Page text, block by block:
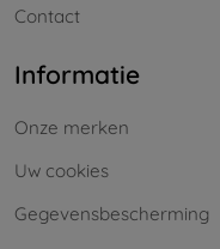
Contact
Informatie
Onze merken
Uw cookies
Gegevensbescherming